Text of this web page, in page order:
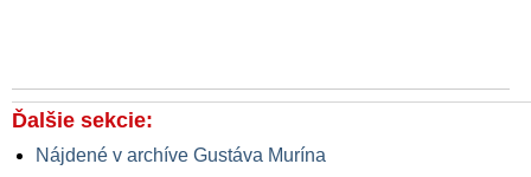
Ďalšie sekcie:
Nájdené v archíve Gustáva Murína